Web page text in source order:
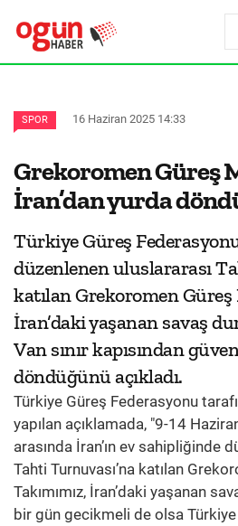
SPOR 16 Haziran 2025 14:33
Grekoromen Güreş
İran’dan yurda
Türkiye Güreş
düzenlenen uluslararası
katılan Grekoromen Güreş
İran’daki yaşanan savaş
Van sınır kapısından
döndüğünü açıkladı.
Türkiye Güreş Federasyonu
yapılan açıklamada, "9-14
arasında İran’ın ev sahipliğinde
Tahti Turnuvası’na katılan
Takımımız, İran’daki yaşanan
bir gün gecikmeli de olsa